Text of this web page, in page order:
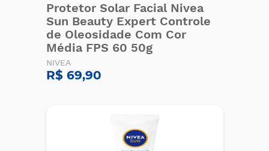
Protetor Solar Facial Nivea
Sun Beauty Expert Controle
de Oleosidade Com Cor
Média FPS 60 50g
NIVEA
R$ 69,90